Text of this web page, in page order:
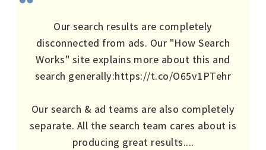
Our search results are completely
disconnected from ads. Our "How Search
Works" site explains more about this and
search generally:https://t.co/O65v1PTehr
Our search & ad teams are also completely
separate. All the search team cares about is
producing great results....